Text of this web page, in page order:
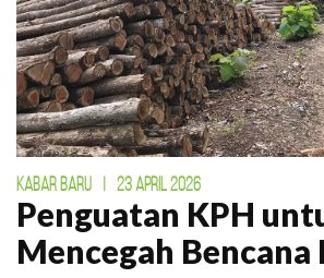
KABAR BARU | 23 APRIL 2026
Penguatan KPH
Mencegah